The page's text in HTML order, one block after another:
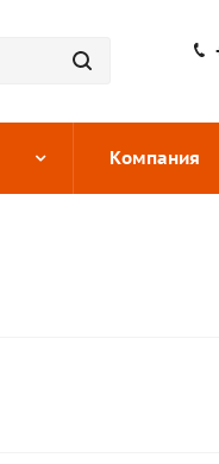
Компания